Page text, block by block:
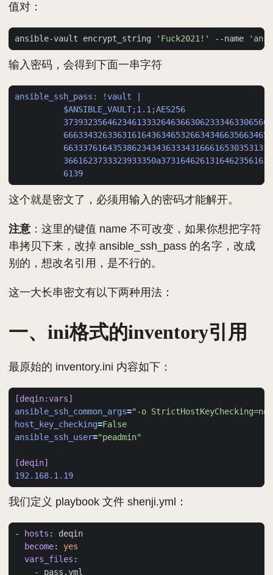
值对：
ansible-vault encrypt_string 'Fuck2021!' --name
输入密码，会得到下面一串字符
ansible_ssh_pass: !vault |
$ANSIBLE_VAULT;1.1;AES256
6139
这个就是密文了，必须用输入的密码才能解开。
注意 ：这里的键值 name 不可改变，如果你想把字符
串拷贝下来，改掉 ansible_ssh_pass 的名字，改成
别的，想改名引用，是不行的。
这一大长串密文有以下两种用法：
一、ini格式的inventory引用
最原始的 inventory.ini 内容如下：
[deqin:vars]
ansible_ssh_common_args="-o
host_key_checking=False
ansible_ssh_user="peadmin"
[deqin]
192.168.1.19
我们定义 playbook 文件 shenji.yml：
- hosts :
deqin
become:
yes
vars_files :
- pass.yml